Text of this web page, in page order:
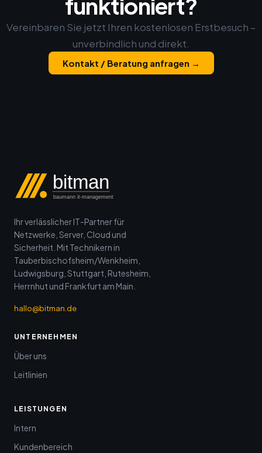
funktioniert?
Vereinbaren Sie jetzt Ihren kostenlosen Erstbesuch –
unverbindlich und direkt.
Kontakt / Beratung anfragen →
bitman
baumann it-management
Ihr verlässlicher IT-Partner für
Netzwerke, Server, Cloud und
Sicherheit. Mit Technikern in
Tauberbischofsheim/Wenkheim,
Ludwigsburg, Stuttgart, Rutesheim,
Herrnhut und Frankfurt am Main.
hallo@bitman.de
UNTERNEHMEN
Über uns
Leitlinien
LEISTUNGEN
Intern
Kundenbereich